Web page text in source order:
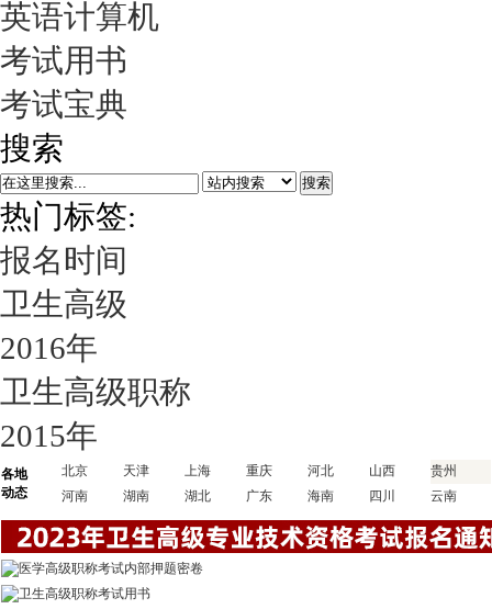
英语计算机
考试用书
考试宝典
搜索
搜索
热门标签:
报名时间
卫生高级
2016年
卫生高级职称
2015年
各地
动态
北京 天津 上海 重庆 河北 山西
贵州
河南
湖南 湖北 广东 海南 四川 云南